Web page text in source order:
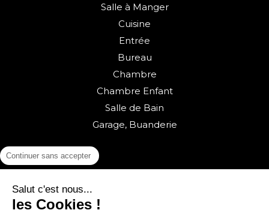
Salle à Manger
Cuisine
Entrée
Bureau
Chambre
Chambre Enfant
Salle de Bain
Garage, Buanderie
Continuer sans accepter
Salut c'est nous...
les Cookies !